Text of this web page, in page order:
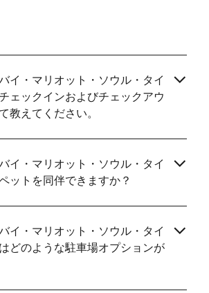
イ・マリオット・ソウル・タイ
ェックインおよびチェックアウ
教えてください。
イ・マリオット・ソウル・タイ
ットを同伴できますか？
イ・マリオット・ソウル・タイ
どのような駐車場オプションが